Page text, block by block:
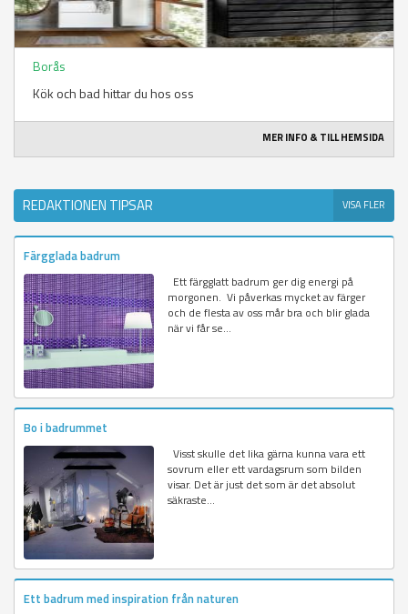
Borås
Kök och bad hittar du hos oss
MER INFO & TILL HEMSIDA
REDAKTIONEN TIPSAR VISA FLER
Färgglada badrum
Ett färgglatt badrum ger dig energi på
morgonen. Vi påverkas mycket av färger
och de flesta av oss mår bra och blir glada
när vi får se...
Bo i badrummet
Visst skulle det lika gärna kunna vara ett
sovrum eller ett vardagsrum som bilden
visar. Det är just det som är det absolut
säkraste...
Ett badrum med inspiration från naturen